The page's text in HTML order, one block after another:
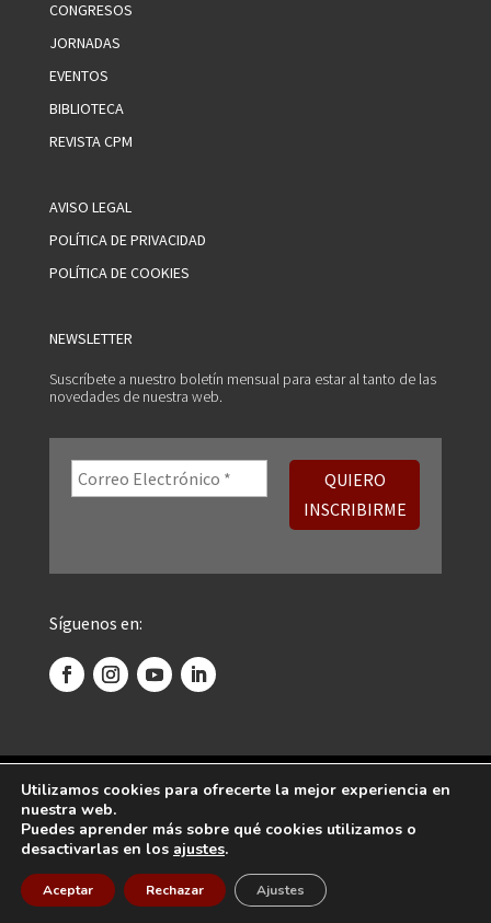
CONGRESOS
JORNADAS
EVENTOS
BIBLIOTECA
REVISTA CPM
AVISO LEGAL
POLÍTICA DE PRIVACIDAD
POLÍTICA DE COOKIES
NEWSLETTER
Suscríbete a nuestro boletín mensual para estar al tanto de las
novedades de nuestra web.
Síguenos en:
©2026 Centro Psicoanalítico de Madrid. Todos
los derechos reservados.
Diseñado por Global Mente
Utilizamos cookies para ofrecerte la mejor experiencia en
nuestra web.
Puedes aprender más sobre qué cookies utilizamos o
desactivarlas en los ajustes.
Aceptar Rechazar Ajustes